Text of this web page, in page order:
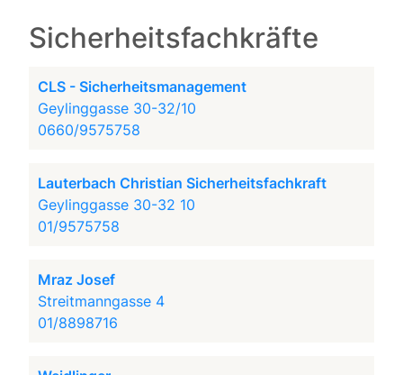
Sicherheitsfachkräfte
CLS - Sicherheitsmanagement
Geylinggasse 30-32/10
0660/9575758
Lauterbach Christian Sicherheitsfachkraft
Geylinggasse 30-32 10
01/9575758
Mraz Josef
Streitmanngasse 4
01/8898716